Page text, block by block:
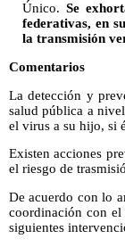
Único. Se
federativas, en
la transmisión
Comentarios
La detección y
salud pública a
el virus a su hijo, si
Existen acciones
el riesgo de
De acuerdo con lo
coordinación con
siguientes